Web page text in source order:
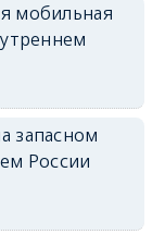
мобильная
запасном
России